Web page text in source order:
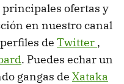
ofertas y
en nuestro canal
de Twitter ,
. Puedes echar un
gangas de Xataka